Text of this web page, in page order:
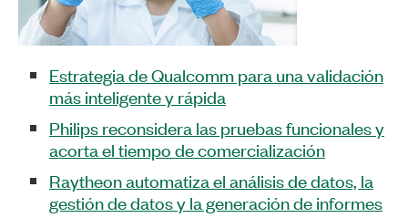
Estrategia de Qualcomm para una validación
más inteligente y rápida
Philips reconsidera las pruebas funcionales y
acorta el tiempo de comercialización
Raytheon automatiza el análisis de datos, la
gestión de datos y la generación de informes